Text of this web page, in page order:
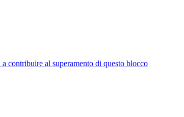
contribuire al superamento di questo blocco